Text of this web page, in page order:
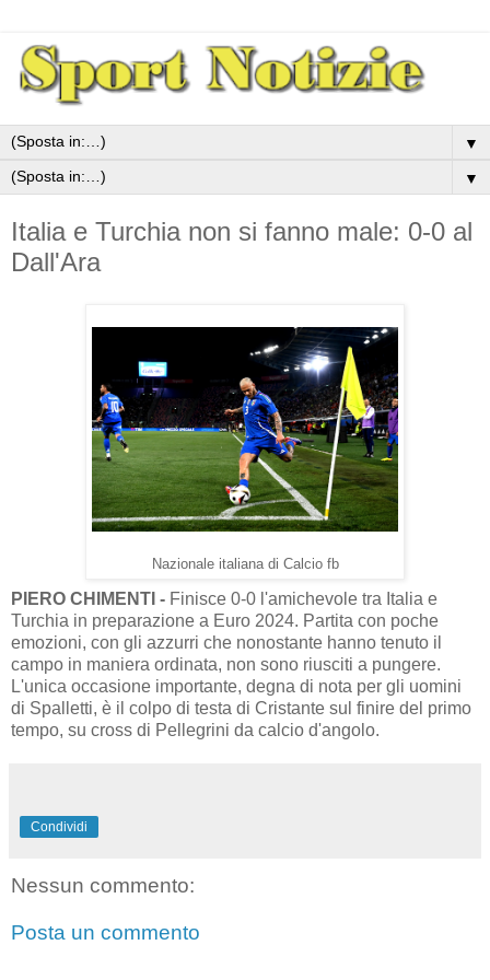
▼
▼
Italia e Turchia non si fanno male: 0-0 al
Dall'Ara
Nazionale italiana di Calcio fb
PIERO CHIMENTI - Finisce 0-0 l'amichevole tra Italia e
Turchia in preparazione a Euro 2024. Partita con poche
emozioni, con gli azzurri che nonostante hanno tenuto il
campo in maniera ordinata, non sono riusciti a pungere.
L'unica occasione importante, degna di nota per gli uomini
di Spalletti, è il colpo di testa di Cristante sul finire del primo
tempo, su cross di Pellegrini da calcio d'angolo.
Condividi
Nessun commento:
Posta un commento